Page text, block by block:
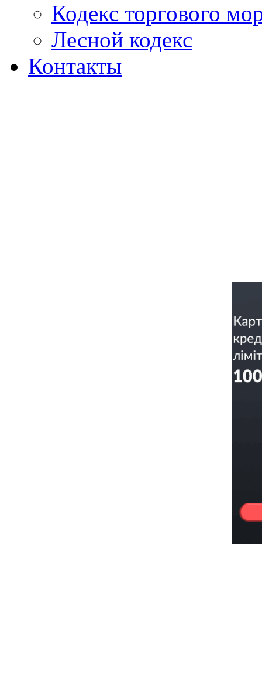
Кодекс торгового
Лесной кодекс
Контакты